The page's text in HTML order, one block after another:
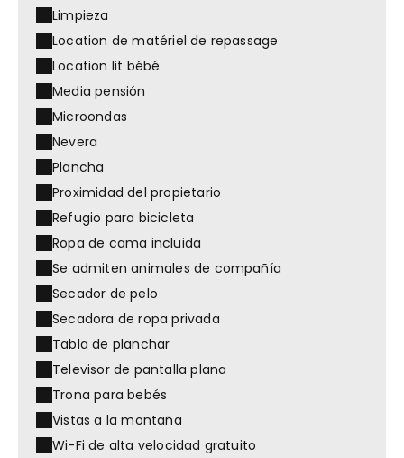
Limpieza
Location de matériel de repassage
Location lit bébé
Media pensión
Microondas
Nevera
Plancha
Proximidad del propietario
Refugio para bicicleta
Ropa de cama incluida
Se admiten animales de compañía
Secador de pelo
Secadora de ropa privada
Tabla de planchar
Televisor de pantalla plana
Trona para bebés
Vistas a la montaña
Wi-Fi de alta velocidad gratuito